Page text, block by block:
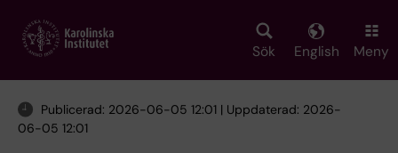
main
Sök English Meny
Publicerad: 2026-06-05 12:01 | Uppdaterad: 2026-
06-05 12:01